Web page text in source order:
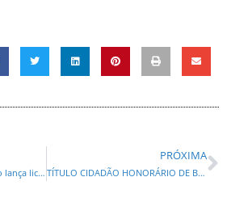
Primeira da história: Estado lança licitação do transporte coletivo metropolitano de Curitiba
PRÓXIMA
TÍTULO CIDADÃO HONORÁRIO DE BANDEIRANTES: Desembargador José Laurindo Neto